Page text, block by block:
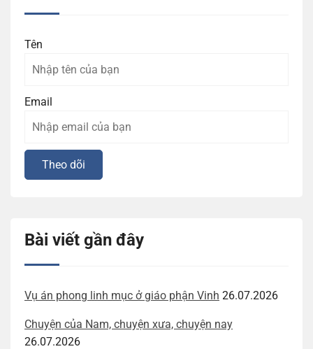
Tên
Email
Bài viết gần đây
Vụ án phong linh mục ở giáo phận Vinh 26.07.2026
Chuyện của Nam, chuyện xưa, chuyện nay
26.07.2026